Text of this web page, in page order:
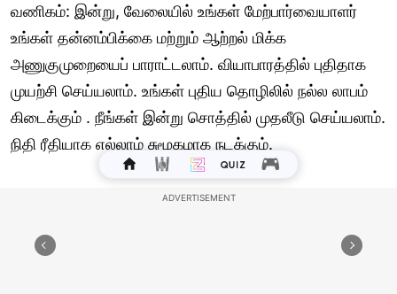
வணிகம்: இன்று, வேலையில் உங்கள் மேற்பார்வையாளர்
உங்கள் தன்னம்பிக்கை மற்றும் ஆற்றல் மிக்க
அணுகுமுறையைப் பாராட்டலாம். வியாபாரத்தில் புதிதாக
முயற்சி செய்யலாம். உங்கள் புதிய தொழிலில் நல்ல லாபம்
கிடைக்கும் . நீங்கள் இன்று சொத்தில் முதலீடு செய்யலாம்.
நிதி ரீதியாக எல்லாம் சுமூகமாக நடக்கும்.
ஆரோக்கியம்: இன்று உங்கள் ஆரோக்கியம் சிறப்பாக
ஆரோக்கியமாக வைத்திருக்கலாம். நீங்கள் இன்று ஜிம்மில்